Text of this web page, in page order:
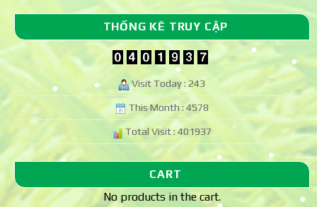
THỐNG KÊ TRUY CẬP
Visit Today : 243
This Month : 4578
Total Visit : 401937
CART
No products in the cart.